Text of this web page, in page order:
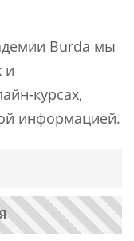
Burda мы
и
курсах,
информацией.